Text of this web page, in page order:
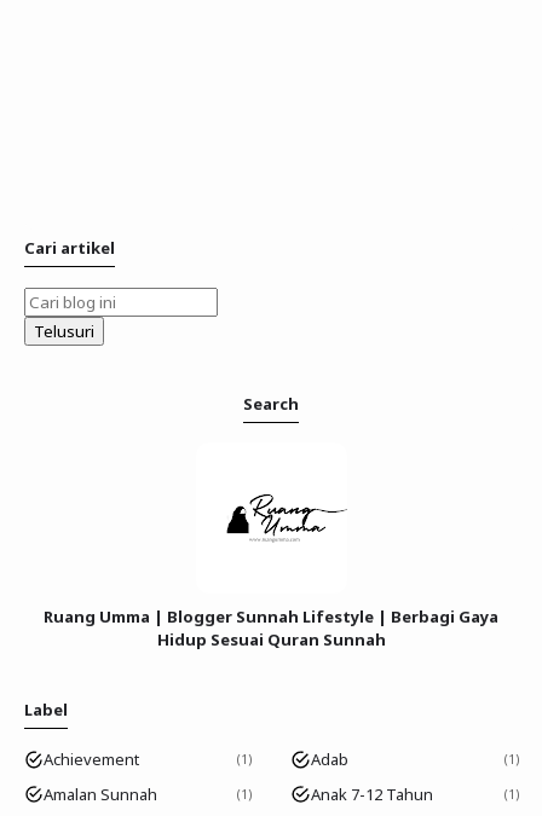
Cari artikel
Search
Ruang Umma | Blogger Sunnah Lifestyle | Berbagi Gaya
Hidup Sesuai Quran Sunnah
Label
Achievement 1 Adab 1
Amalan Sunnah 1 Anak 7-12 Tahun 1